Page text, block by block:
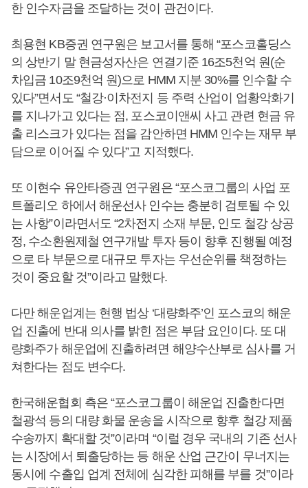
한 인수자금을 조달하는 것이 관건이다.
최용현 KB증권 연구원은 보고서를 통해 “포스코홀딩스
의 상반기 말 현금성자산은 연결기준 16조5천억 원(순
차입금 10조9천억 원)으로 HMM 지분 30%를 인수할 수
있다”면서도 “철강·이차전지 등 주력 산업이 업황악화기
를 지나가고 있다는 점, 포스코이앤씨 사고 관련 현금 유
출 리스크가 있다는 점을 감안하면 HMM 인수는 재무 부
담으로 이어질 수 있다”고 지적했다.
또 이현수 유안타증권 연구원은 “포스코그룹의 사업 포
트폴리오 하에서 해운선사 인수는 충분히 검토될 수 있
는 사항”이라면서도 “2차전지 소재 부문, 인도 철강 상공
정, 수소환원제철 연구개발 투자 등이 향후 진행될 예정
으로 타 부문으로 대규모 투자는 우선순위를 책정하는
것이 중요할 것”이라고 말했다.
다만 해운업계는 현행 법상 ‘대량화주’인 포스코의 해운
업 진출에 반대 의사를 밝힌 점은 부담 요인이다. 또 대
량화주가 해운업에 진출하려면 해양수산부로 심사를 거
쳐한다는 점도 변수다.
한국해운협회 측은 “포스코그룹이 해운업 진출한다면
철광석 등의 대량 화물 운송을 시작으로 향후 철강 제품
수송까지 확대할 것”이라며 “이럴 경우 국내의 기존 선사
는 시장에서 퇴출당하는 등 해운 산업 근간이 무너지는
동시에 수출입 업계 전체에 심각한 피해를 부를 것”이라